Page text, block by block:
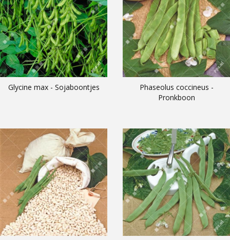
Glycine max - Sojaboontjes
Phaseolus coccineus -
Pronkboon